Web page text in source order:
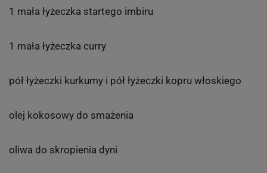
1 mała łyżeczka startego imbiru
1 mała łyżeczka curry
pół łyżeczki kurkumy i pół łyżeczki kopru włoskiego
olej kokosowy do smażenia
oliwa do skropienia dyni